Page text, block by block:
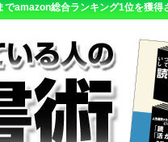
でamazon総合ランキング1位を獲